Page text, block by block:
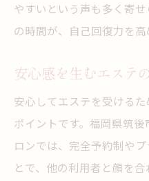
やすいという声も多く寄
の時間が、自己回復力を高
安心感を生むエステ
安心してエステを受ける
ポイントです。福岡県筑
ロンでは、完全予約制や
とで、他の利用者と顔を